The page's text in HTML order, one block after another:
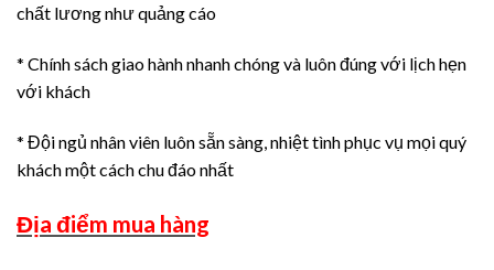
chất lương như quảng cáo
* Chính sách giao hành nhanh chóng và luôn đúng với lịch hẹn
với khách
* Đội ngủ nhân viên luôn sẵn sàng, nhiệt tình phục vụ mọi quý
khách một cách chu đáo nhất
Địa điểm mua hàng